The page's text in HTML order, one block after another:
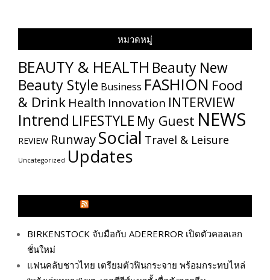
หมวดหมู่
BEAUTY & HEALTH Beauty New
Beauty Style Business FASHION Food
& Drink Health Innovation INTERVIEW
Intrend LIFESTYLE My​ Guest NEWS
REVIEW RunwaySocial Travel & Leisure
Uncategorized Updates
BIRKENSTOCK จับมือกับ ADERERROR เปิดตัวคอลเลก
ชั่นใหม่
แฟนคลับชาวไทย เตรียมตัวฟินกระจาย พร้อมกระทบไหล่